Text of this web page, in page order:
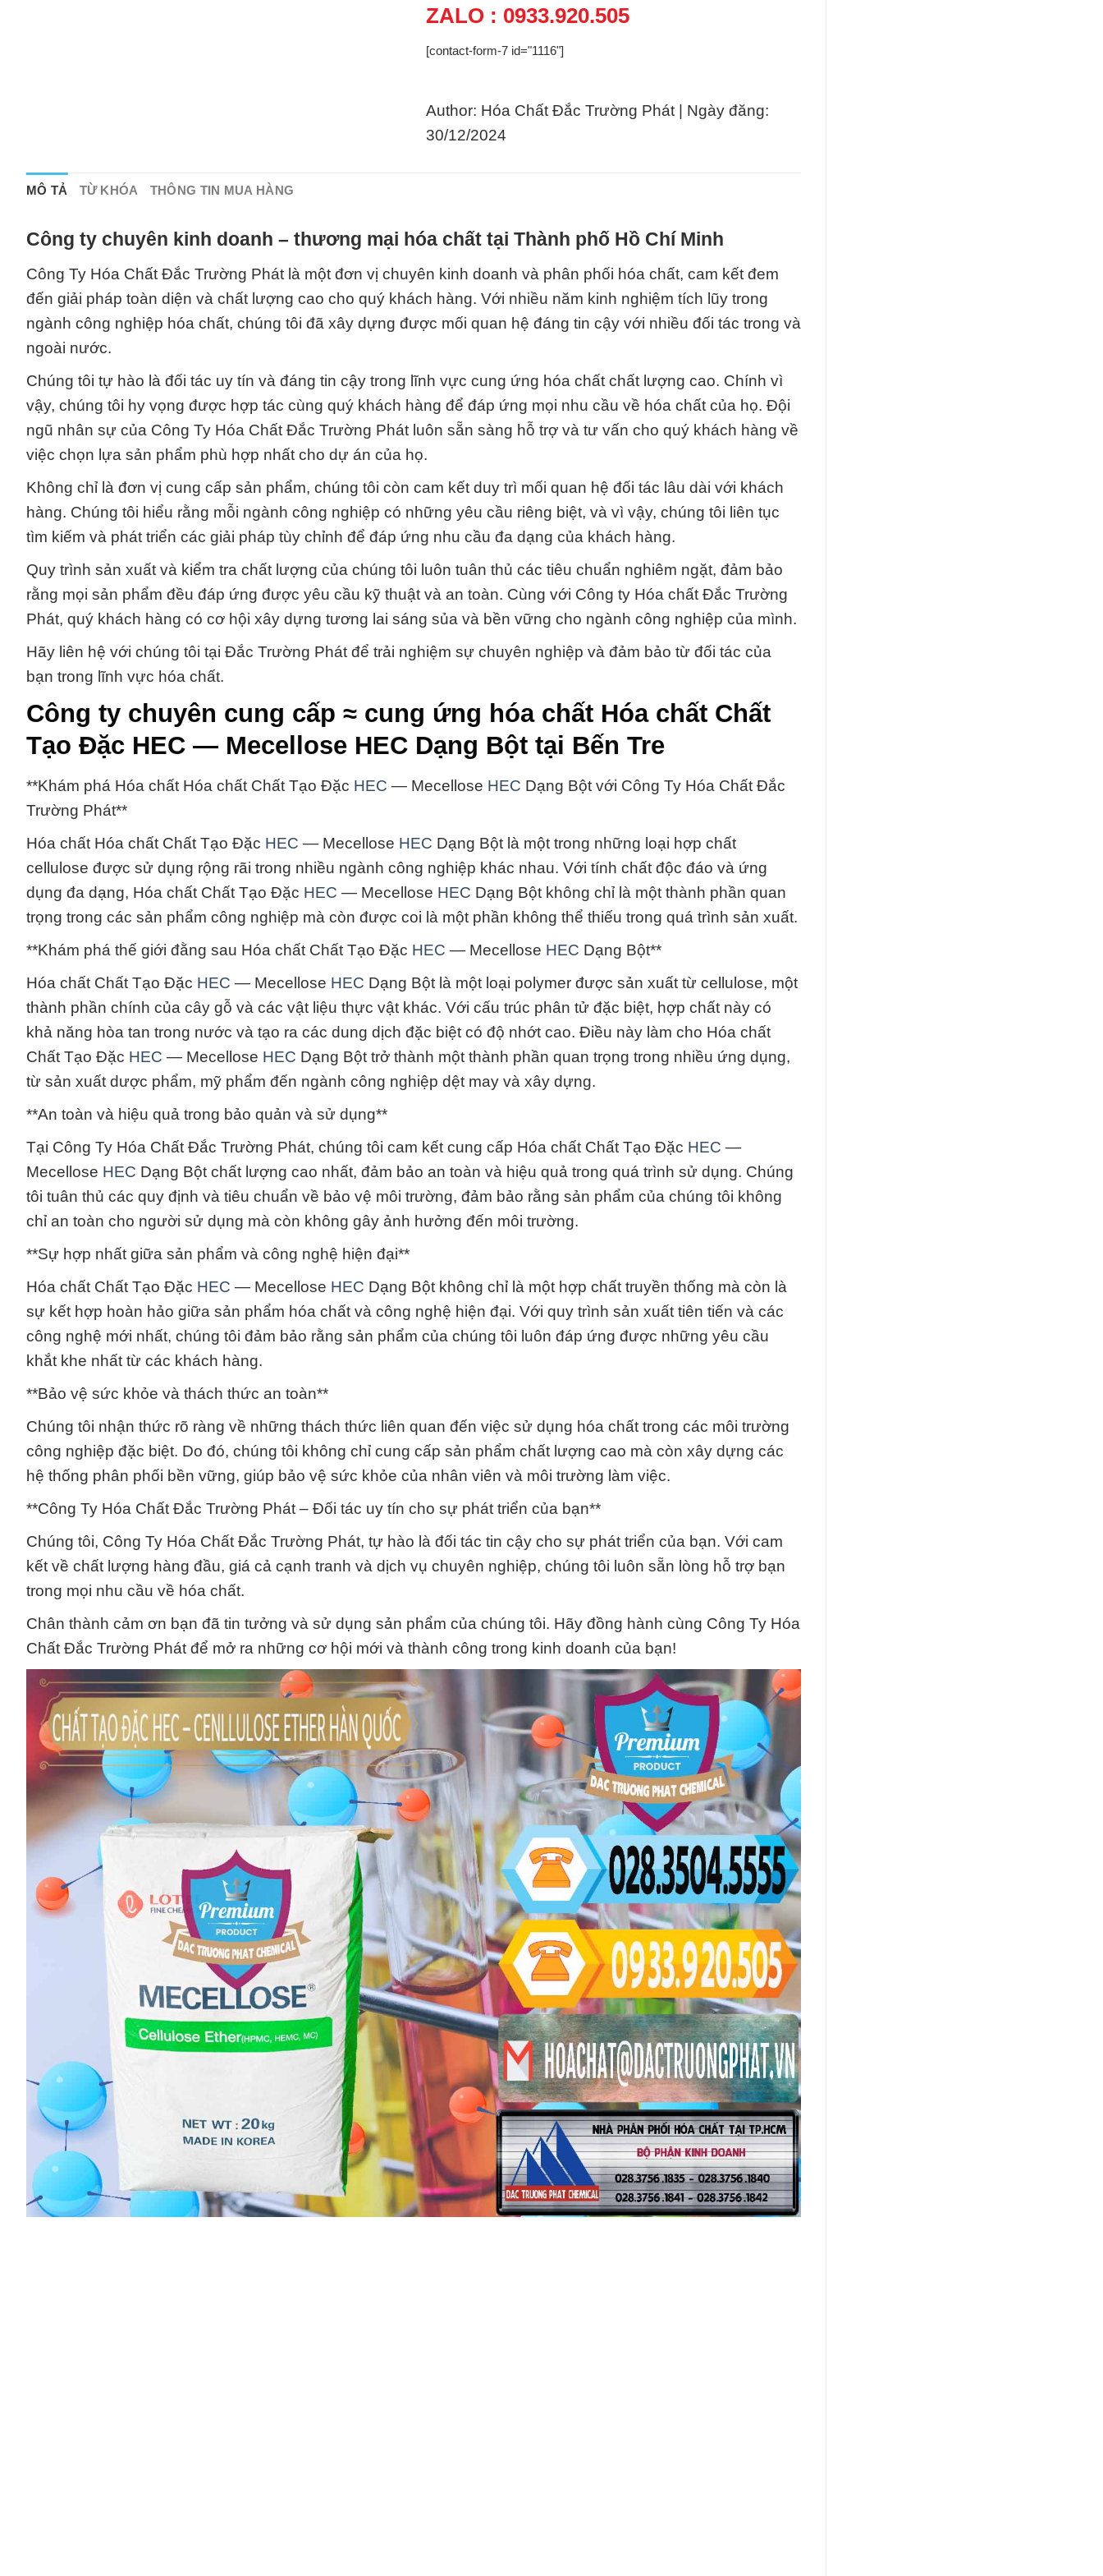
ZALO : 0933.920.505
[contact-form-7 id="1116"]
Author: Hóa Chất Đắc Trường Phát | Ngày đăng:
30/12/2024
MÔ TẢ TỪ KHÓA THÔNG TIN MUA HÀNG
Công ty chuyên kinh doanh – thương mại hóa chất tại Thành phố Hồ Chí Minh
Công Ty Hóa Chất Đắc Trường Phát là một đơn vị chuyên kinh doanh và phân phối hóa chất, cam kết đem
đến giải pháp toàn diện và chất lượng cao cho quý khách hàng. Với nhiều năm kinh nghiệm tích lũy trong
ngành công nghiệp hóa chất, chúng tôi đã xây dựng được mối quan hệ đáng tin cậy với nhiều đối tác trong và
ngoài nước.
Chúng tôi tự hào là đối tác uy tín và đáng tin cậy trong lĩnh vực cung ứng hóa chất chất lượng cao. Chính vì
vậy, chúng tôi hy vọng được hợp tác cùng quý khách hàng để đáp ứng mọi nhu cầu về hóa chất của họ. Đội
ngũ nhân sự của Công Ty Hóa Chất Đắc Trường Phát luôn sẵn sàng hỗ trợ và tư vấn cho quý khách hàng về
việc chọn lựa sản phẩm phù hợp nhất cho dự án của họ.
Không chỉ là đơn vị cung cấp sản phẩm, chúng tôi còn cam kết duy trì mối quan hệ đối tác lâu dài với khách
hàng. Chúng tôi hiểu rằng mỗi ngành công nghiệp có những yêu cầu riêng biệt, và vì vậy, chúng tôi liên tục
tìm kiếm và phát triển các giải pháp tùy chỉnh để đáp ứng nhu cầu đa dạng của khách hàng.
Quy trình sản xuất và kiểm tra chất lượng của chúng tôi luôn tuân thủ các tiêu chuẩn nghiêm ngặt, đảm bảo
rằng mọi sản phẩm đều đáp ứng được yêu cầu kỹ thuật và an toàn. Cùng với Công ty Hóa chất Đắc Trường
Phát, quý khách hàng có cơ hội xây dựng tương lai sáng sủa và bền vững cho ngành công nghiệp của mình.
Hãy liên hệ với chúng tôi tại Đắc Trường Phát để trải nghiệm sự chuyên nghiệp và đảm bảo từ đối tác của
bạn trong lĩnh vực hóa chất.
Công ty chuyên cung cấp ≈ cung ứng hóa chất Hóa chất Chất
Tạo Đặc HEC — Mecellose HEC Dạng Bột tại Bến Tre
**Khám phá Hóa chất Hóa chất Chất Tạo Đặc HEC — Mecellose HEC Dạng Bột với Công Ty Hóa Chất Đắc
Trường Phát**
Hóa chất Hóa chất Chất Tạo Đặc HEC — Mecellose HEC Dạng Bột là một trong những loại hợp chất
cellulose được sử dụng rộng rãi trong nhiều ngành công nghiệp khác nhau. Với tính chất độc đáo và ứng
dụng đa dạng, Hóa chất Chất Tạo Đặc HEC — Mecellose HEC Dạng Bột không chỉ là một thành phần quan
trọng trong các sản phẩm công nghiệp mà còn được coi là một phần không thể thiếu trong quá trình sản xuất.
**Khám phá thế giới đằng sau Hóa chất Chất Tạo Đặc HEC — Mecellose HEC Dạng Bột**
Hóa chất Chất Tạo Đặc HEC — Mecellose HEC Dạng Bột là một loại polymer được sản xuất từ cellulose, một
thành phần chính của cây gỗ và các vật liệu thực vật khác. Với cấu trúc phân tử đặc biệt, hợp chất này có
khả năng hòa tan trong nước và tạo ra các dung dịch đặc biệt có độ nhớt cao. Điều này làm cho Hóa chất
Chất Tạo Đặc HEC — Mecellose HEC Dạng Bột trở thành một thành phần quan trọng trong nhiều ứng dụng,
từ sản xuất dược phẩm, mỹ phẩm đến ngành công nghiệp dệt may và xây dựng.
**An toàn và hiệu quả trong bảo quản và sử dụng**
Tại Công Ty Hóa Chất Đắc Trường Phát, chúng tôi cam kết cung cấp Hóa chất Chất Tạo Đặc HEC —
Mecellose HEC Dạng Bột chất lượng cao nhất, đảm bảo an toàn và hiệu quả trong quá trình sử dụng. Chúng
tôi tuân thủ các quy định và tiêu chuẩn về bảo vệ môi trường, đảm bảo rằng sản phẩm của chúng tôi không
chỉ an toàn cho người sử dụng mà còn không gây ảnh hưởng đến môi trường.
**Sự hợp nhất giữa sản phẩm và công nghệ hiện đại**
Hóa chất Chất Tạo Đặc HEC — Mecellose HEC Dạng Bột không chỉ là một hợp chất truyền thống mà còn là
sự kết hợp hoàn hảo giữa sản phẩm hóa chất và công nghệ hiện đại. Với quy trình sản xuất tiên tiến và các
công nghệ mới nhất, chúng tôi đảm bảo rằng sản phẩm của chúng tôi luôn đáp ứng được những yêu cầu
khắt khe nhất từ các khách hàng.
**Bảo vệ sức khỏe và thách thức an toàn**
Chúng tôi nhận thức rõ ràng về những thách thức liên quan đến việc sử dụng hóa chất trong các môi trường
công nghiệp đặc biệt. Do đó, chúng tôi không chỉ cung cấp sản phẩm chất lượng cao mà còn xây dựng các
hệ thống phân phối bền vững, giúp bảo vệ sức khỏe của nhân viên và môi trường làm việc.
**Công Ty Hóa Chất Đắc Trường Phát – Đối tác uy tín cho sự phát triển của bạn**
Chúng tôi, Công Ty Hóa Chất Đắc Trường Phát, tự hào là đối tác tin cậy cho sự phát triển của bạn. Với cam
kết về chất lượng hàng đầu, giá cả cạnh tranh và dịch vụ chuyên nghiệp, chúng tôi luôn sẵn lòng hỗ trợ bạn
trong mọi nhu cầu về hóa chất.
Chân thành cảm ơn bạn đã tin tưởng và sử dụng sản phẩm của chúng tôi. Hãy đồng hành cùng Công Ty Hóa
Chất Đắc Trường Phát để mở ra những cơ hội mới và thành công trong kinh doanh của bạn!